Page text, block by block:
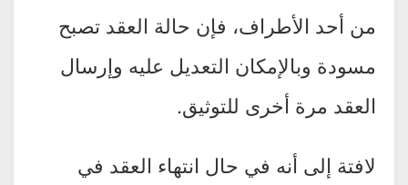
من أحد الأطراف، فإن حالة العقد تصبح
مسودة وبالإمكان التعديل عليه وإرسال
العقد مرة أخرى للتوثيق.
لافتة إلى أنه في حال انتهاء العقد في